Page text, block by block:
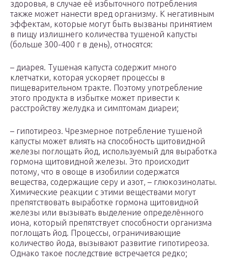
здоровья, в случае её избыточного потребления
также может нанести вред организму. К негативным
эффектам, которые могут быть вызваны принятием
в пищу излишнего количества тушеной капусты
(больше 300-400 г в день), относятся:
– диарея. Тушеная капуста содержит много
клетчатки, которая ускоряет процессы в
пищеварительном тракте. Поэтому употребление
этого продукта в избытке может привести к
расстройству желудка и симптомам диареи;
– гипотиреоз. Чрезмерное потребление тушеной
капусты может влиять на способность щитовидной
железы поглощать йод, используемый для выработка
гормона щитовидной железы. Это происходит
потому, что в овоще в изобилии содержатся
вещества, содержащие серу и азот, – глюкозинолаты.
Химические реакции с этими веществами могут
препятствовать выработке гормона щитовидной
железы или вызывать выделение определённого
иона, который препятствует способности организма
поглощать йод. Процессы, ограничивающие
количество йода, вызывают развитие гипотиреоза.
Однако такое последствие встречается редко;